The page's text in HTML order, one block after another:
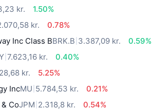
kr.
1.50%
kr.
0.78%
Inc Class BBRK.B 3.387,09 kr.
0.59%
7.623,16 kr.
0.40%
kr.
5.25%
IncMU 5.784,53 kr.
0.21%
CoJPM 2.318,8 kr.
0.54%